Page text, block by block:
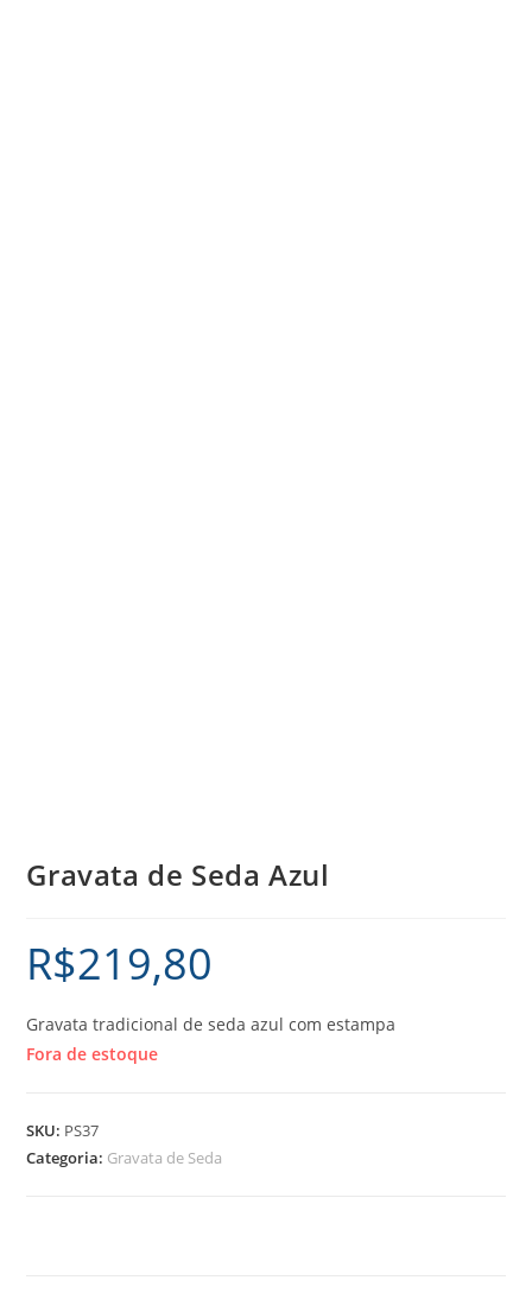
Gravata de Seda Azul
R$219,80
Gravata tradicional de seda azul com estampa
Fora de estoque
SKU: PS37
Categoria: Gravata de Seda